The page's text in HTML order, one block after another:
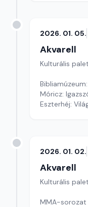
2026. 01. 05.
Akvarell
Kulturális
Móricz:
Eszterhéj:
2026. 01. 02.
Akvarell
Kulturális
MMA-sorozat